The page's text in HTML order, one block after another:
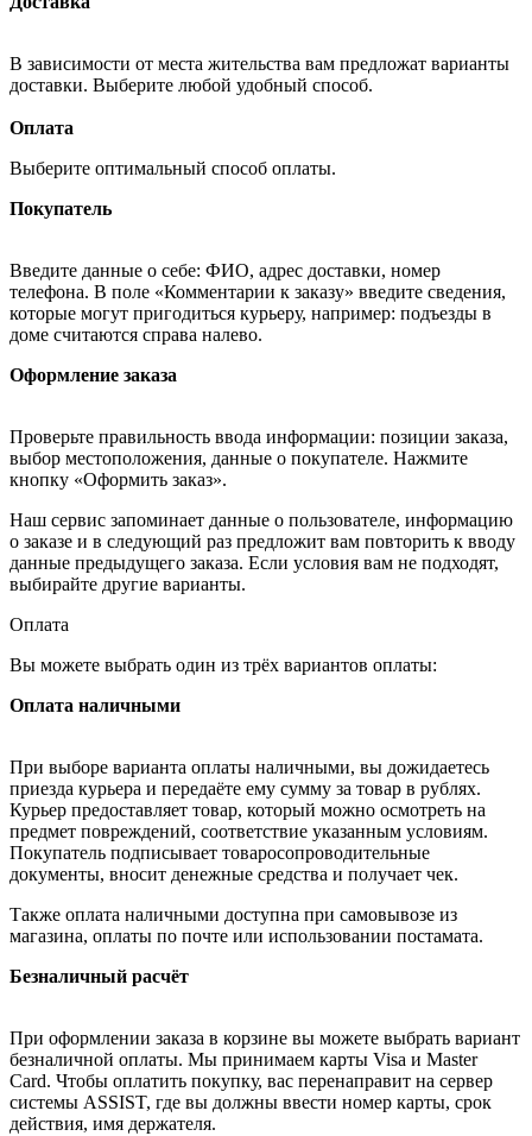
В зависимости от места жительства вам предложат варианты
доставки. Выберите любой удобный способ.
Оплата
Выберите оптимальный способ оплаты.
Покупатель
Введите данные о себе: ФИО, адрес доставки, номер
телефона. В поле «Комментарии к заказу» введите сведения,
которые могут пригодиться курьеру, например: подъезды в
доме считаются справа налево.
Оформление заказа
Проверьте правильность ввода информации: позиции заказа,
выбор местоположения, данные о покупателе. Нажмите
кнопку «Оформить заказ».
Наш сервис запоминает данные о пользователе, информацию
о заказе и в следующий раз предложит вам повторить к вводу
данные предыдущего заказа. Если условия вам не подходят,
выбирайте другие варианты.
Оплата
Вы можете выбрать один из трёх вариантов оплаты:
Оплата наличными
При выборе варианта оплаты наличными, вы дожидаетесь
приезда курьера и передаёте ему сумму за товар в рублях.
Курьер предоставляет товар, который можно осмотреть на
предмет повреждений, соответствие указанным условиям.
Покупатель подписывает товаросопроводительные
документы, вносит денежные средства и получает чек.
Также оплата наличными доступна при самовывозе из
магазина, оплаты по почте или использовании постамата.
Безналичный расчёт
При оформлении заказа в корзине вы можете выбрать вариант
безналичной оплаты. Мы принимаем карты Visa и Master
Card. Чтобы оплатить покупку, вас перенаправит на сервер
системы ASSIST, где вы должны ввести номер карты, срок
действия, имя держателя.